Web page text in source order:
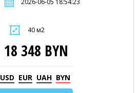
2026-06-05 18:54:23
40 м2
18 348 BYN
USD EUR UAH BYN